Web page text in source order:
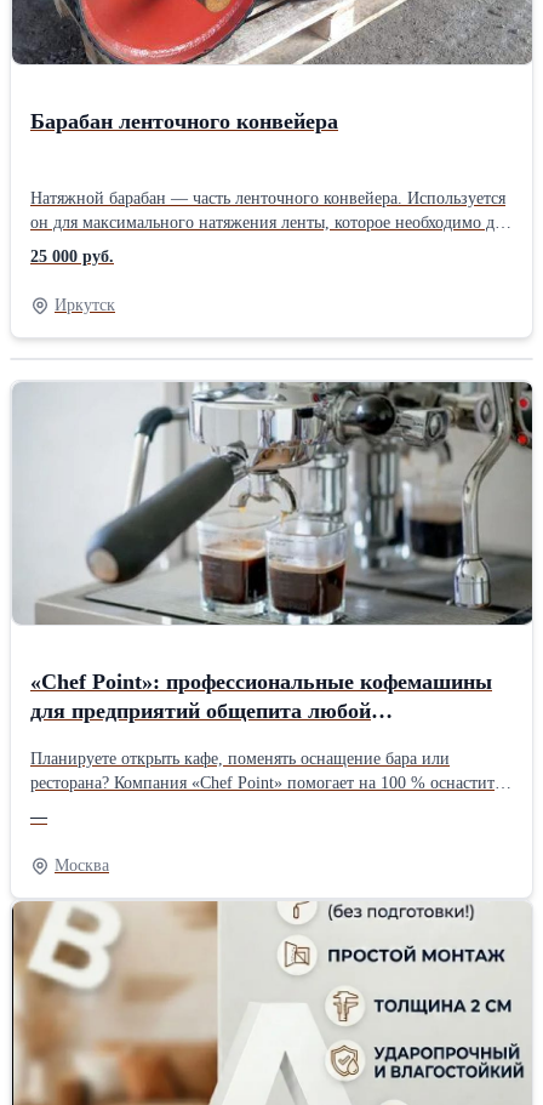
Барабан ленточного конвейера
Натяжной барабан — часть ленточного конвейера. Используется
он для максимального натяжения ленты, которое необходимо для
передачи тяги, чтобы привести ленту в движение.Также
натяжной барабан не позволяет провисать ленте между
роликоопорами. Монтируется устройство на противоположной
стороне от приводного барабана. Наше предприятие изготовит
для Вас натяжные, приводные барабаны. У нас работают
нужное изделие, гарантируем изготовление в кротачайшие
сроки (в зависимости от загруженности цеха). Звоните!!!
Производитель: Собственное производство Тип: Барабан для
25 000 руб.
Иркутск
«Chef Point»: профессиональные кофемашины
для предприятий общепита любой
Планируете открыть кафе, поменять оснащение бара или
ресторана? Компания «Chef Point» помогает на 100 % оснастить
создания комфортной кофейной зоны, а команда экспертов
подберет решения с учетом особенностей вашего бизнеса,
финансовых возможностей и ожиданий гостей. И если вам
требуется оборудование для кафе и ресторанов или что-нибудь
еще, загляните в большой онлайн-каталог «Chef Point» и
выберете удобное оборудование, а поставщик обеспечит быструю
доставку и предоставит обязательные гарантии! Современные
кофемашины – основа кофейного бизнеса Кофемашина –
основной элемент всякой кофейни. Для маленьких заведений,
где кофе – ключевой продукт, именно эта техника и мастерство
бариста остаются конкурентным плюсом. «Chef Point»
рекомендует для подобных точек модели из премиального
—
Москва